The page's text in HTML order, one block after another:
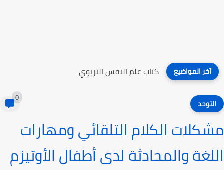
آخر المواضيع كتاب علم النفس التربوي
التوحد 0
مشكلات الكلام التلقائي ومهارات
اللغة والمحادثة لدى أطفال الأوتيزم